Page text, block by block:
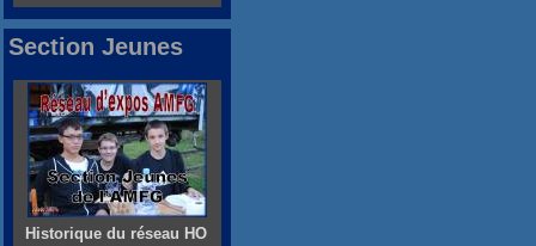
Section Jeunes
Historique du réseau HO